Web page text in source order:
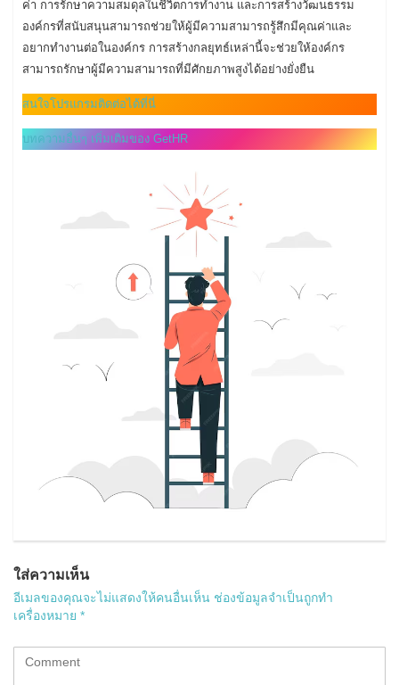
ค่า การรักษาความสมดุลในชีวิตการทำงาน และการสร้างวัฒนธรรม
องค์กรที่สนับสนุนสามารถช่วยให้ผู้มีความสามารถรู้สึกมีคุณค่าและ
อยากทำงานต่อในองค์กร การสร้างกลยุทธ์เหล่านี้จะช่วยให้องค์กร
สามารถรักษาผู้มีความสามารถที่มีศักยภาพสูงได้อย่างยั่งยืน
สนใจโปรแกรมติดต่อได้ที่นี่
บทความอื่นๆ เพิ่มเติมของ GetHR
ใส่ความเห็น
อีเมลของคุณจะไม่แสดงให้คนอื่นเห็น ช่องข้อมูลจำเป็นถูกทำ
เครื่องหมาย *